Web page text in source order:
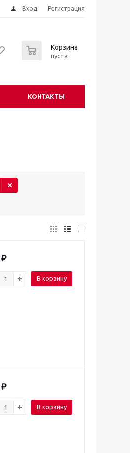
Вход Регистрация
Корзина
пуста
КОНТАКТЫ
₽
В корзину
₽
В корзину